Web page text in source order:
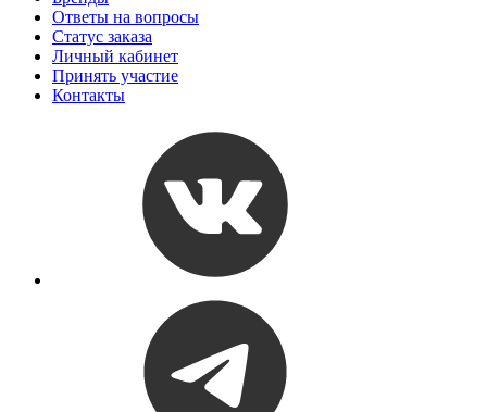
Ответы на вопросы
Статус заказа
Личный кабинет
Принять участие
Контакты